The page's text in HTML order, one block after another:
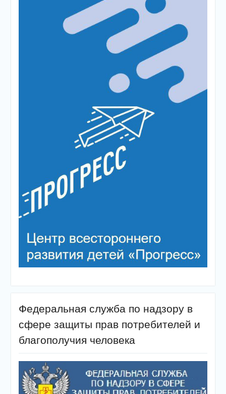
Федеральная служба по надзору в
сфере защиты прав потребителей и
благополучия человека